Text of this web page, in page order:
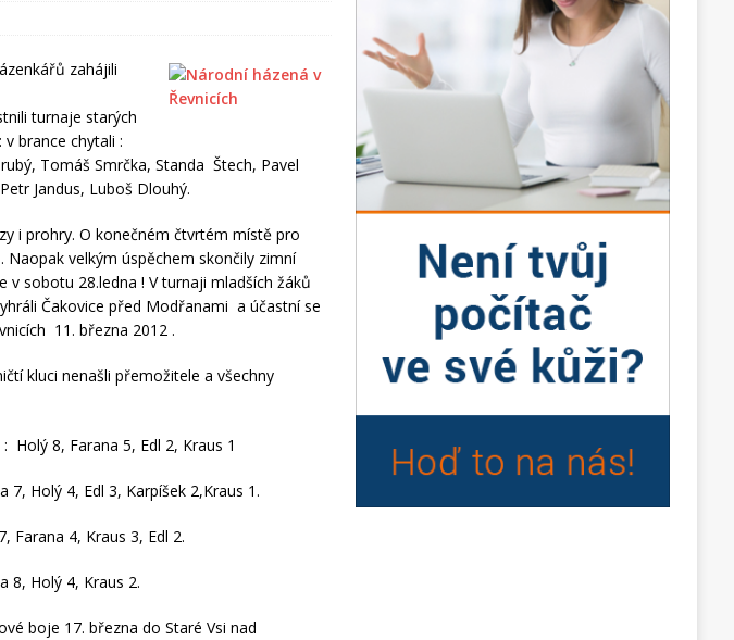
zahájili
turnaje starých
brance chytali :
Tomáš Smrčka, Standa Štech, Pavel
Jandus, Luboš Dlouhý.
i prohry. O konečném čtvrtém místě pro
velkým úspěchem skončily zimní
sobotu 28.ledna ! V turnaji mladších žáků
Čakovice před Modřanami a účastní se
11. března 2012 .
kluci nenašli přemožitele a všechny
8, Farana 5, Edl 2, Kraus 1
Holý 4, Edl 3, Karpíšek 2,Kraus 1.
4, Kraus 3, Edl 2.
Holý 4, Kraus 2.
boje 17. března do Staré Vsi nad